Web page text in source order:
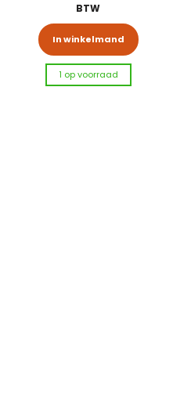
BTW
In winkelmand
1 op voorraad